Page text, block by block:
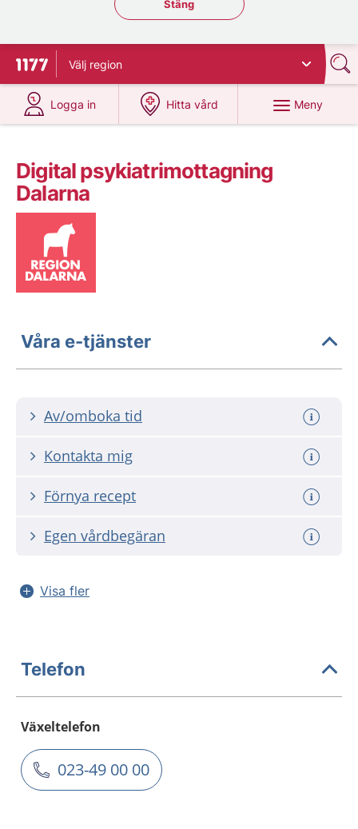
Stäng regionsväljaren
Stäng
Till startsidan för 1177
Välj region
Logga in
på 1177.se
Hitta vård
på 1177.se
Meny
Digital psykiatrimottagning
Dalarna
Våra e-tjänster
Av/omboka tid
Kontakta mig
Förnya recept
Egen vårdbegäran
Visa fler
Telefon
Växeltelefon
023-49 00 00